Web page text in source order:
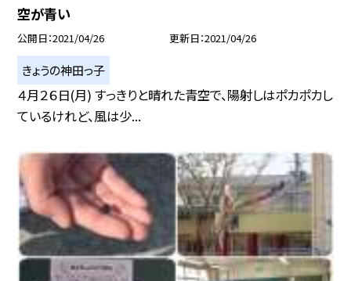
空が青い
公開日 2021/04/26 更新日 2021/04/26
きょうの神田っ子
４月２６日(月) すっきりと晴れた青空で、陽射しはポカポカし
ているけれど、風は少...